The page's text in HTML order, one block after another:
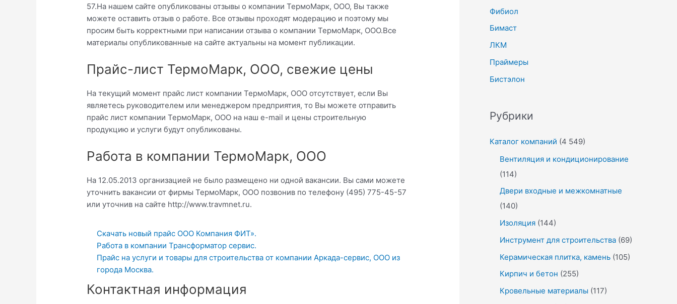
57.На нашем сайте опубликованы отзывы о компании ТермоМарк, ООО, Вы также
можете оставить отзыв о работе. Все отзывы проходят модерацию и поэтому мы
просим быть корректными при написании отзыва о компании ТермоМарк, ООО.Все
материалы опубликованные на сайте актуальны на момент публикации.
Прайс-лист ТермоМарк, ООО, свежие цены
На текущий момент прайс лист компании ТермоМарк, ООО отсутствует, если Вы
являетесь руководителем или менеджером предприятия, то Вы можете отправить
прайс лист компании ТермоМарк, ООО на наш e-mail и цены строительную
продукцию и услуги будут опубликованы.
Работа в компании ТермоМарк, ООО
На 12.05.2013 организацией не было размещено ни одной вакансии. Вы сами можете
уточнить вакансии от фирмы ТермоМарк, ООО позвонив по телефону (495) 775-45-57
или уточнив на сайте http://www.travmnet.ru.
Скачать новый прайс ООО Компания ФИТ».
Работа в компании Трансформатор сервис.
Прайс на услуги и товары для строительства от компании Аркада-сервис, ООО из
города Москва.
Контактная информация
Фибиол
Бимаст
ЛКМ
Праймеры
Бистэлон
Рубрики
Каталог компаний (4 549)
Вентиляция и кондиционирование
(114)
Двери входные и межкомнатные
(140)
Изоляция (144)
Инструмент для строительства (69)
Керамическая плитка, камень (105)
Кирпич и бетон (255)
Кровельные материалы (117)